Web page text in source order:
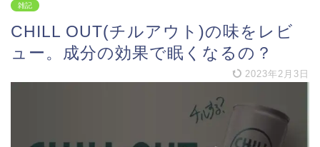
雑記
CHILL OUT(チルアウト)の味をレビ
ュー。成分の効果で眠くなるの？
2023年2月3日